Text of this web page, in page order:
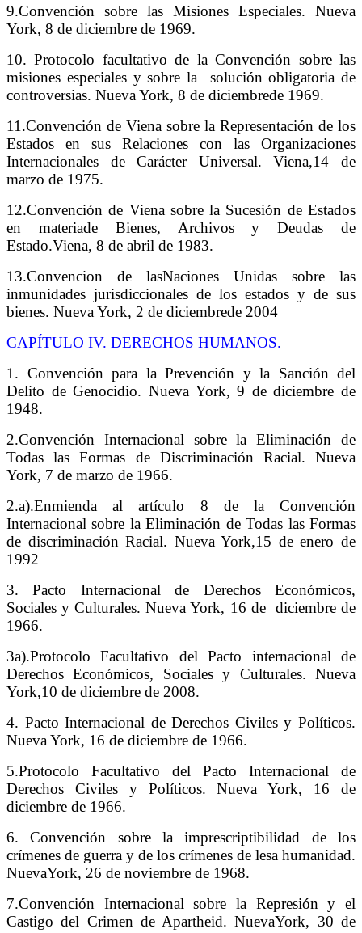
9.Convención sobre las Misiones Especiales. Nueva
York, 8 de diciembre de 1969.
10. Protocolo facultativo de la Convención sobre las
misiones especiales y sobre la solución obligatoria de
controversias. Nueva York, 8 de diciembrede 1969.
11.Convención de Viena sobre la Representación de los
Estados en sus Relaciones con las Organizaciones
Internacionales de Carácter Universal. Viena,14 de
marzo de 1975.
12.Convención de Viena sobre la Sucesión de Estados
en materiade Bienes, Archivos y Deudas de
Estado.Viena, 8 de abril de 1983.
13.Convencion de lasNaciones Unidas sobre las
inmunidades jurisdiccionales de los estados y de sus
bienes. Nueva York, 2 de diciembrede 2004
CAPÍTULO IV. DERECHOS HUMANOS.
1. Convención para la Prevención y la Sanción del
Delito de Genocidio. Nueva York, 9 de diciembre de
1948.
2.Convención Internacional sobre la Eliminación de
Todas las Formas de Discriminación Racial. Nueva
York, 7 de marzo de 1966.
2.a).Enmienda al artículo 8 de la Convención
Internacional sobre la Eliminación de Todas las Formas
de discriminación Racial. Nueva York,15 de enero de
1992
3. Pacto Internacional de Derechos Económicos,
Sociales y Culturales. Nueva York, 16 de diciembre de
1966.
3a).Protocolo Facultativo del Pacto internacional de
Derechos Económicos, Sociales y Culturales. Nueva
York,10 de diciembre de 2008.
4. Pacto Internacional de Derechos Civiles y Políticos.
Nueva York, 16 de diciembre de 1966.
5.Protocolo Facultativo del Pacto Internacional de
Derechos Civiles y Políticos. Nueva York, 16 de
diciembre de 1966.
6. Convención sobre la imprescriptibilidad de los
crímenes de guerra y de los crímenes de lesa humanidad.
NuevaYork, 26 de noviembre de 1968.
7.Convención Internacional sobre la Represión y el
Castigo del Crimen de Apartheid. NuevaYork, 30 de